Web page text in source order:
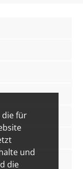
die für
und
die